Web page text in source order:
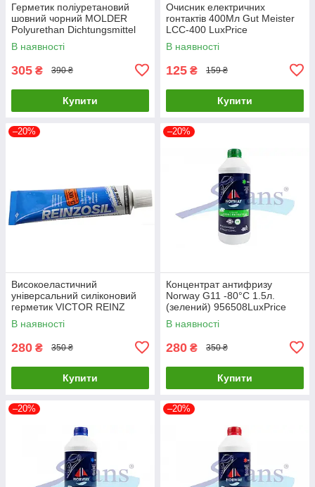
Герметик поліуретановий
шовний чорний MOLDER
Polyurethan Dichtungsmittel
Fur Fahrzeuge
PU9080LuxPrice
В наявності
305 ₴ 390 ₴
Купити
Очисник eлектричних
rонтактів 400Мл Gut Meister
LCC-400 LuxPrice
В наявності
125 ₴ 159 ₴
Купити
–20%
Високоеластичний
універсальний силіконовий
герметик VICTOR REINZ
REINZOSIL 300SI 70мл
LuxPrice
В наявності
280 ₴ 350 ₴
Купити
–20%
Концентрат антифризу
Norway G11 -80°C 1.5л.
(зелений) 956508LuxPrice
В наявності
280 ₴ 350 ₴
Купити
–20% –20%